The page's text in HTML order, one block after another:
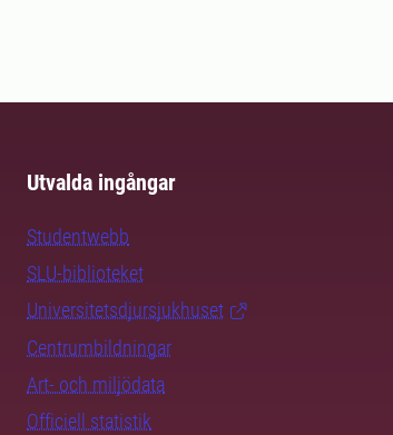
Utvalda ingångar
Studentwebb
SLU-biblioteket
Universitetsdjursjukhuset
Centrumbildningar
Art- och miljödata
Officiell statistik